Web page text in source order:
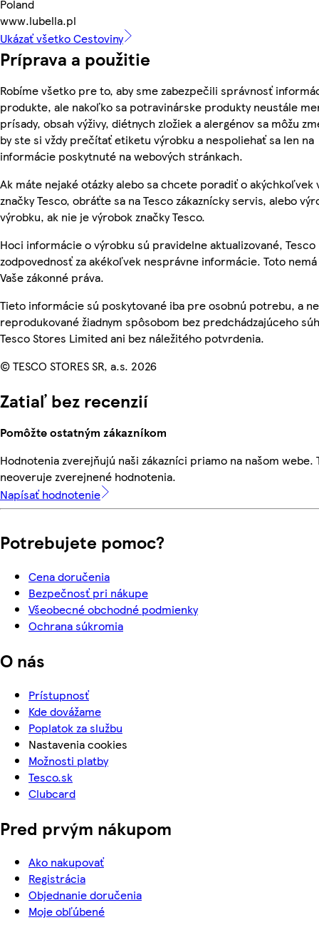
Poland
www.lubella.pl
Ukázať všetko Cestoviny
Príprava a použitie
Robíme všetko pre to, aby sme zabezpečili správnosť
produkte, ale nakoľko sa potravinárske produkty neustále
prísady, obsah výživy, diétnych zložiek a alergénov sa môžu
by ste si vždy prečítať etiketu výrobku a nespoliehať sa len na
informácie poskytnuté na webových stránkach.
Ak máte nejaké otázky alebo sa chcete poradiť o akýchkoľvek
značky Tesco, obráťte sa na Tesco zákaznícky servis, alebo
výrobku, ak nie je výrobok značky Tesco.
Hoci informácie o výrobku sú pravidelne aktualizované, Tesco
zodpovednosť za akékoľvek nesprávne informácie. Toto
Vaše zákonné práva.
Tieto informácie sú poskytované iba pre osobnú potrebu, a
reprodukované žiadnym spôsobom bez predchádzajúceho
Tesco Stores Limited ani bez náležitého potvrdenia.
© TESCO STORES SR, a.s. 2026
Zatiaľ bez recenzií
Pomôžte ostatným zákazníkom
Hodnotenia zverejňujú naši zákazníci priamo na našom webe.
neoveruje zverejnené hodnotenia.
Napísať hodnotenie
Potrebujete pomoc?
Cena doručenia
Bezpečnosť pri nákupe
Všeobecné obchodné podmienky
Ochrana súkromia
O nás
Prístupnosť
Kde dovážame
Poplatok za službu
Nastavenia cookies
Možnosti platby
Tesco.sk
Clubcard
Pred prvým nákupom
Ako nakupovať
Registrácia
Objednanie doručenia
Moje obľúbené